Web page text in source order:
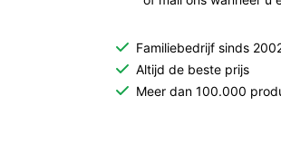
Familiebedrijf sinds
Altijd de beste prijs
Meer dan 100.000